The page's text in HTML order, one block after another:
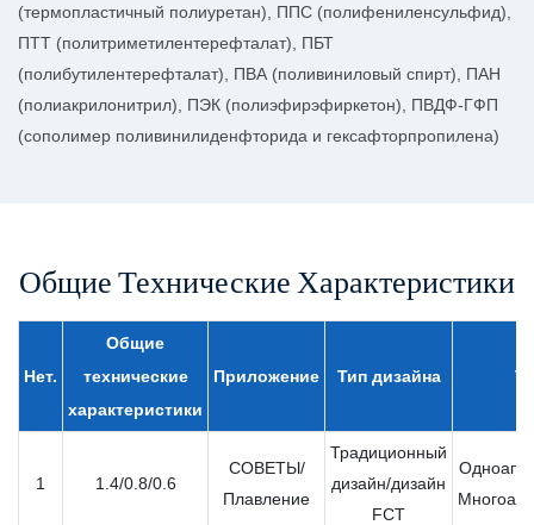
(термопластичный полиуретан), ППС (полифениленсульфид),
ПТТ (политриметилентерефталат), ПБТ
(полибутилентерефталат), ПВА (поливиниловый спирт), ПАН
(полиакрилонитрил), ПЭК (полиэфирэфиркетон), ПВДФ-ГФП
(сополимер поливинилиденфторида и гексафторпропилена)
Общие Технические Характеристики
Нет.
Общие
технические
характеристики
Приложение Тип дизайна
1 1.4/0.8/0.6
СОВЕТЫ/
Плавление
Традиционный
дизайн/дизайн
FCT